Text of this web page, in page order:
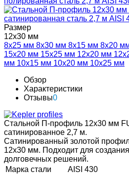
Размер
12х30 мм
8х25 мм 8х30 мм 8х15 мм 8х20
15х20 мм 15х25 мм 12х20 мм
мм 10х15 мм 10х20 мм 10х25 мм
Обзор
Характеристики
Отзывы0
Стальной П-профиль 12х30 мм
сатинированное 2,7 м.
Сатинированный золотой
12х30 мм. Подходит для
долговечных решений.
Марка стали
AISI 430